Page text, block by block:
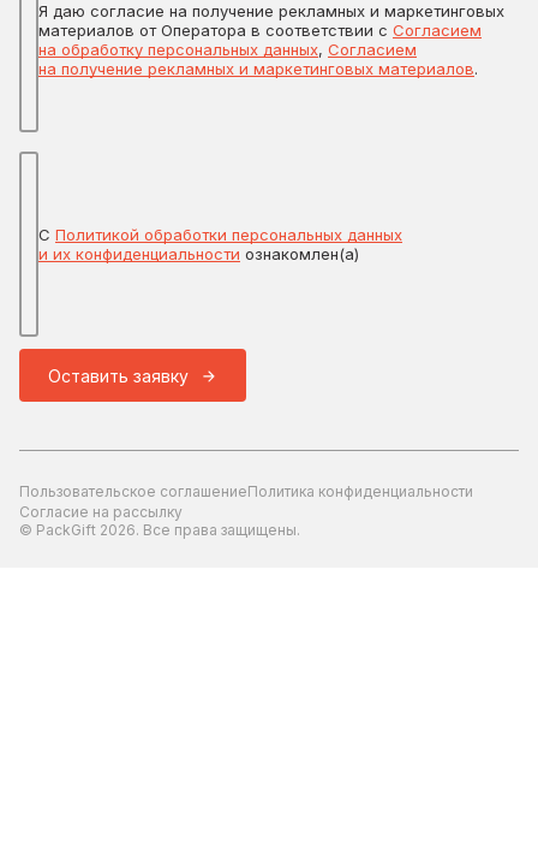
Я даю согласие на получение рекламных и маркетинговых
материалов от Оператора в соответствии с Согласием
на обработку персональных данных, Согласием
на получение рекламных и маркетинговых материалов.
С Политикой обработки персональных данных
и их конфиденциальности ознакомлен(а)
Оставить заявку
Пользовательское соглашениеПолитика конфиденциальности
Согласие на рассылку
© PackGift 2026. Все права защищены.